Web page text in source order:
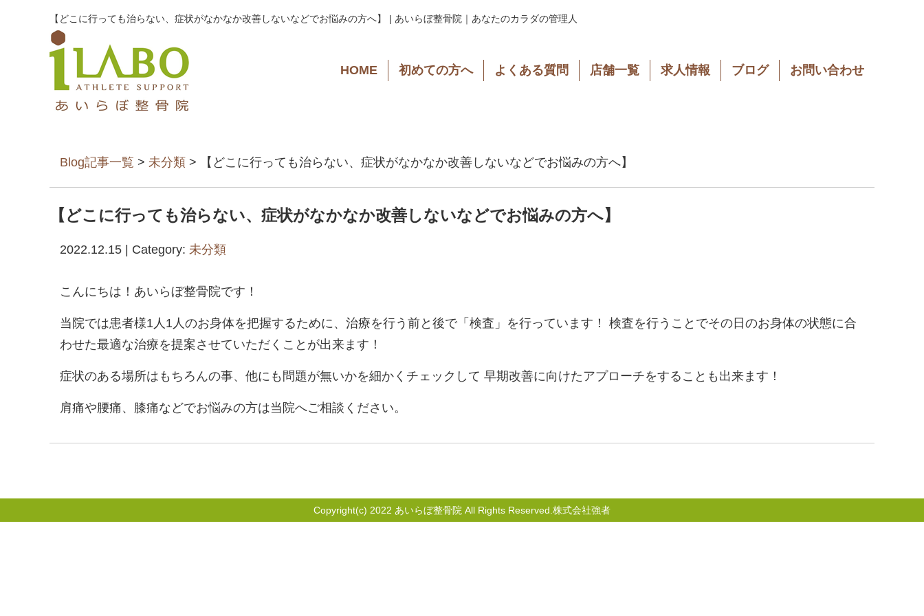
【どこに行っても治らない、症状がなかなか改善しないなどでお悩みの方へ】 | あいらぼ整骨院｜あなたのカラダの管理人
HOME 初めての方へ よくある質問 店舗一覧 求人情報 ブログ お問い合わせ
Blog記事一覧 > 未分類 > 【どこに行っても治らない、症状がなかなか改善しないなどでお悩みの方へ】
【どこに行っても治らない、症状がなかなか改善しないなどでお悩みの方へ】
2022.12.15 | Category: 未分類
こんにちは！ あいらぼ整骨院です！
当院では患者様1人1人のお身体を把握するために、治療を行う前と後で「検査」を行っています！ 検査を行うことでその日のお身体の状態に合
わせた最適な治療を提案させていただくことが出来ます！
症状のある場所はもちろんの事、他にも問題が無いかを細かくチェックして 早期改善に向けたアプローチをすることも出来ます！
肩痛や腰痛、膝痛などでお悩みの方は当院へご相談ください。
Copyright(c) 2022 あいらぼ整骨院 All Rights Reserved.株式会社強者